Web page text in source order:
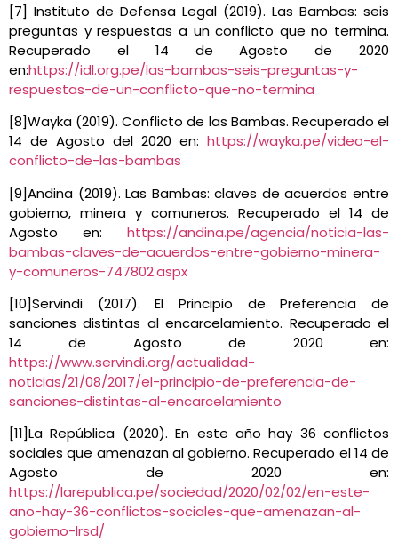
[7] Instituto de Defensa Legal (2019). Las Bambas: seis
preguntas y respuestas a un conflicto que no termina.
Recuperado el 14 de Agosto de 2020
en:https://idl.org.pe/las-bambas-seis-preguntas-y-
respuestas-de-un-conflicto-que-no-termina
[8]Wayka (2019). Conflicto de las Bambas. Recuperado el
14 de Agosto del 2020 en: https://wayka.pe/video-el-
conflicto-de-las-bambas
[9]Andina (2019). Las Bambas: claves de acuerdos entre
gobierno, minera y comuneros. Recuperado el 14 de
Agosto en: https://andina.pe/agencia/noticia-las-
bambas-claves-de-acuerdos-entre-gobierno-minera-
y-comuneros-747802.aspx
[10]Servindi (2017). El Principio de Preferencia de
sanciones distintas al encarcelamiento. Recuperado el
14 de Agosto de 2020 en:
https://www.servindi.org/actualidad-
noticias/21/08/2017/el-principio-de-preferencia-de-
sanciones-distintas-al-encarcelamiento
[11]La República (2020). En este año hay 36 conflictos
sociales que amenazan al gobierno. Recuperado el 14 de
Agosto de 2020 en:
https://larepublica.pe/sociedad/2020/02/02/en-este-
ano-hay-36-conflictos-sociales-que-amenazan-al-
gobierno-lrsd/